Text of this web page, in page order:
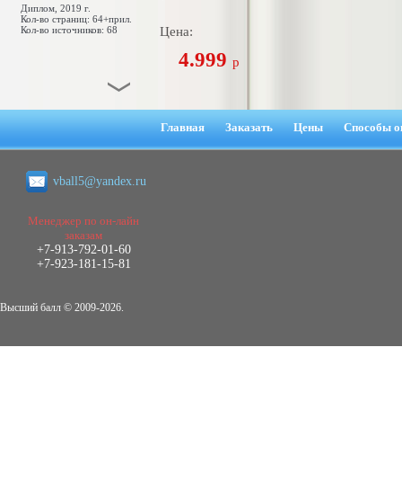
Диплом, 2019 г.
Кол-во страниц: 64+прил.
Кол-во источников: 68
Цена:
4.999 р
Диплом Взаимосвязь эмпатии и
негативных эмоциональных состояний
Диплом, 2021 г.
Кол-во страниц: 51+прил.
Кол-во источников: 77
Диплом Виндикационный иск
Главная Заказать Цены Способы
vball5@yandex.ru
Менеджер по он-лайн
заказам
+7-913-792-01-60
+7-923-181-15-81
Высший балл © 2009-2026.